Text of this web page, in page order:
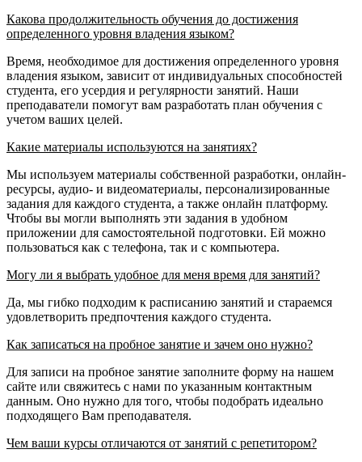
Какова продолжительность обучения до достижения
определенного уровня владения языком?
Время, необходимое для достижения определенного уровня
владения языком, зависит от индивидуальных способностей
студента, его усердия и регулярности занятий. Наши
преподаватели помогут вам разработать план обучения с
учетом ваших целей.
Какие материалы используются на занятиях?
Мы используем материалы собственной разработки, онлайн-
ресурсы, аудио- и видеоматериалы, персонализированные
задания для каждого студента, а также онлайн платформу.
Чтобы вы могли выполнять эти задания в удобном
приложении для самостоятельной подготовки. Ей можно
пользоваться как с телефона, так и с компьютера.
Могу ли я выбрать удобное для меня время для занятий?
Да, мы гибко подходим к расписанию занятий и стараемся
удовлетворить предпочтения каждого студента.
Как записаться на пробное занятие и зачем оно нужно?
Для записи на пробное занятие заполните форму на нашем
сайте или свяжитесь с нами по указанным контактным
данным. Оно нужно для того, чтобы подобрать идеально
подходящего Вам преподавателя.
Чем ваши курсы отличаются от занятий с репетитором?